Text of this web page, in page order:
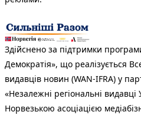
Здійснено за підтримки
Демократія», що реалізується
видавців новин (WAN-IFRA) у
«Незалежні регіональні
Норвезькою асоціацією